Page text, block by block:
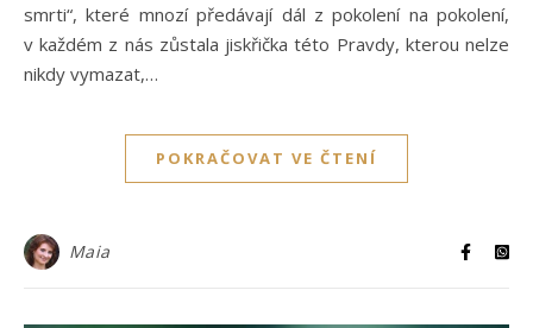
smrti“, které mnozí předávají dál z pokolení na pokolení,
v každém z nás zůstala jiskřička této Pravdy, kterou nelze
nikdy vymazat,…
POKRAČOVAT VE ČTENÍ
Maia